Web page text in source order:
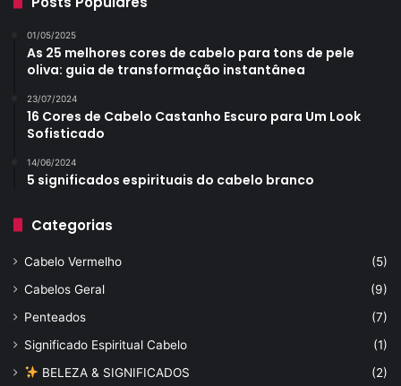
01/05/2025
As 25 melhores cores de cabelo para tons de pele
oliva: guia de transformação instantânea
23/07/2024
16 Cores de Cabelo Castanho Escuro para Um Look
Sofisticado
14/06/2024
5 significados espirituais do cabelo branco
Categorias
Cabelo Vermelho
(5)
Cabelos Geral
(9)
Penteados
(7)
Significado Espiritual Cabelo
(1)
BELEZA & SIGNIFICADOS
(2)